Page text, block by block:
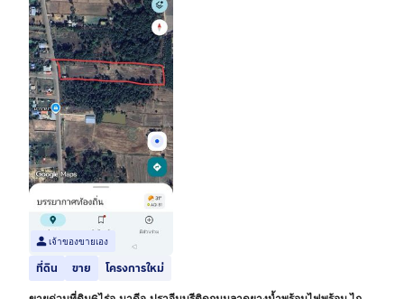
เจ้าของขายเอง
ที่ดิน ขาย โครงการใหม่